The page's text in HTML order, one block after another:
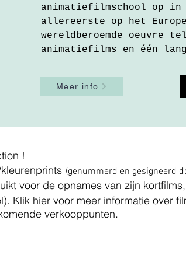
animatiefilmschool op in
allereerste op het
wereldberoemde oeuvre
animatiefilms en één
Meer info
!
(genummerd en gesigneerd
voor de opnames van zijn
Klik hier voor meer informatie over
verkooppunten.